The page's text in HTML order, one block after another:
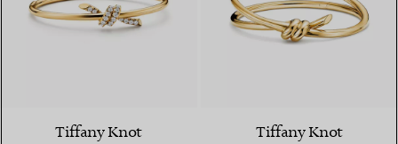
Tiffany Knot Tiffany Knot